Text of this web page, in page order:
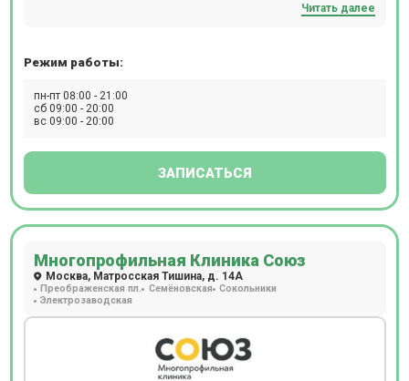
детей от 7 лет. Прием проводится по предварительной
Читать далее
Режим работы:
пн-пт 08:00 - 21:00
сб 09:00 - 20:00
вс 09:00 - 20:00
ЗАПИСАТЬСЯ
Многопрофильная Клиника Союз
Москва, Матросская Тишина, д. 14А
Преображенская пл. Семёновская
Сокольники
Электрозаводская